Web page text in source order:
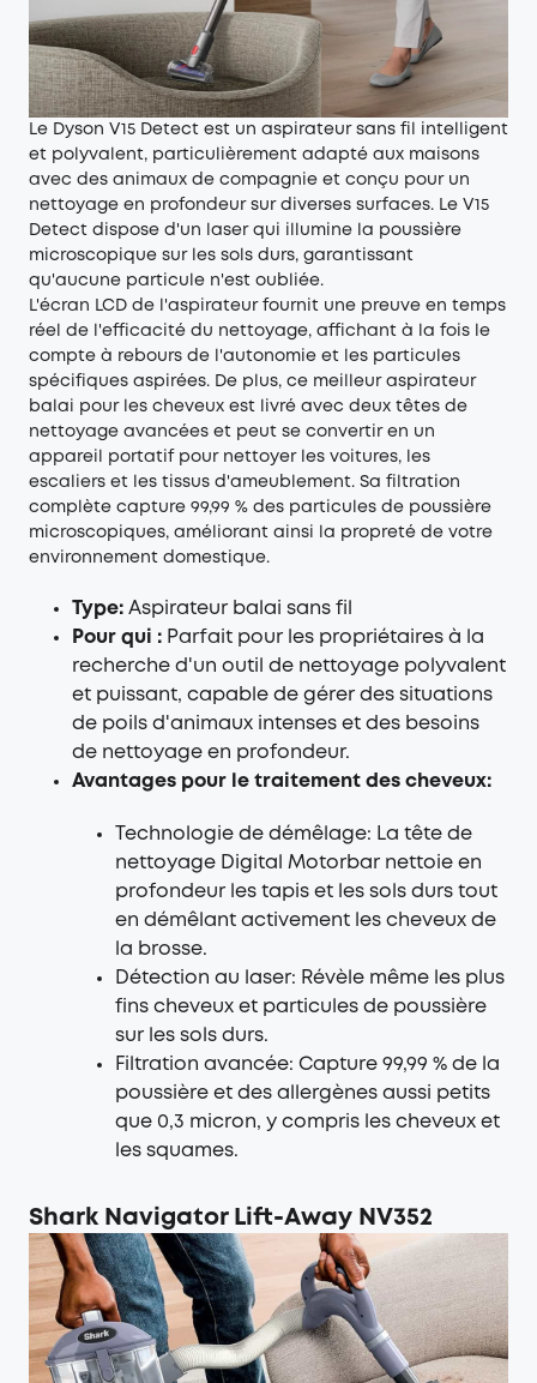
Le Dyson V15 Detect est un aspirateur sans fil intelligent
et polyvalent, particulièrement adapté aux maisons
avec des animaux de compagnie et conçu pour un
nettoyage en profondeur sur diverses surfaces. Le V15
Detect dispose d'un laser qui illumine la poussière
microscopique sur les sols durs, garantissant
qu'aucune particule n'est oubliée.
L'écran LCD de l'aspirateur fournit une preuve en temps
réel de l'efficacité du nettoyage, affichant à la fois le
compte à rebours de l'autonomie et les particules
spécifiques aspirées. De plus, ce meilleur aspirateur
balai pour les cheveux est livré avec deux têtes de
nettoyage avancées et peut se convertir en un
appareil portatif pour nettoyer les voitures, les
escaliers et les tissus d'ameublement. Sa filtration
complète capture 99,99 % des particules de poussière
microscopiques, améliorant ainsi la propreté de votre
environnement domestique.
Type: Aspirateur balai sans fil
Pour qui : Parfait pour les propriétaires à la
recherche d'un outil de nettoyage polyvalent
et puissant, capable de gérer des situations
de poils d'animaux intenses et des besoins
de nettoyage en profondeur.
Avantages pour le traitement des cheveux:
Technologie de démêlage: La tête de
nettoyage Digital Motorbar nettoie en
profondeur les tapis et les sols durs tout
en démêlant activement les cheveux de
la brosse.
Détection au laser: Révèle même les plus
fins cheveux et particules de poussière
sur les sols durs.
Filtration avancée: Capture 99,99 % de la
poussière et des allergènes aussi petits
que 0,3 micron, y compris les cheveux et
les squames.
Shark Navigator Lift-Away NV352